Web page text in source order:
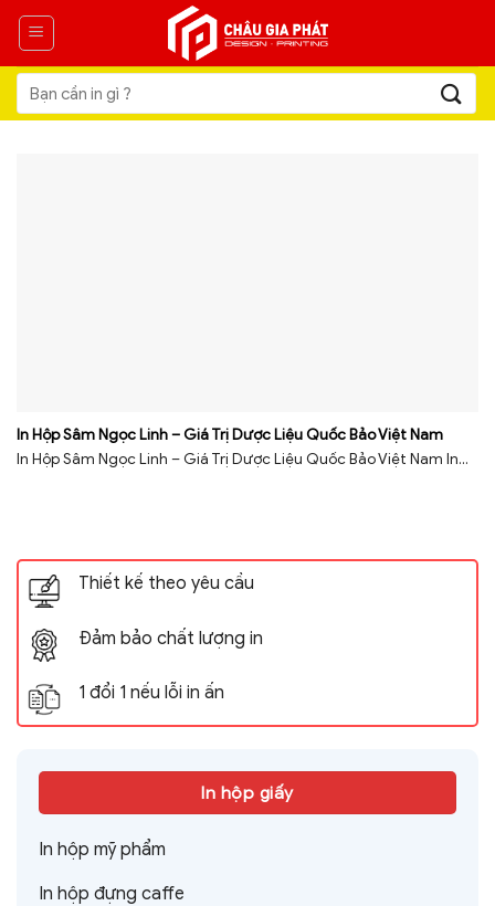
Skip
content
Tìm
kiếm:
In Hộp Sâm Ngọc Linh – Giá Trị Dược Liệu Quốc Bảo Việt Nam
In Hộp Sâm Ngọc Linh – Giá Trị Dược Liệu Quốc Bảo Việt Nam In...
Thiết kế theo yêu cầu
Đảm bảo chất lượng in
1 đổi 1 nếu lỗi in ấn
In hộp giấy
In hộp mỹ phẩm
In hộp đựng caffe